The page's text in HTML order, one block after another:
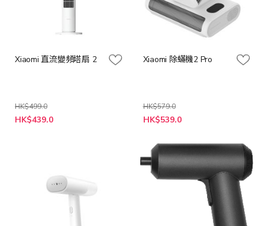
Xiaomi 直流變頻塔扇 2
HK$499.0
特
殊
HK$439.0
Xiaomi 除蟎機2 Pro
HK$579.0
特
殊
HK$539.0